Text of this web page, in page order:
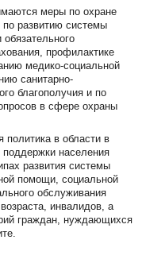
меры по охране
по развитию системы
профилактике
медико-социальной
санитарно-
благополучия и по
в сфере охраны
политика в области в
населения
развития системы
помощи, социальной
обслуживания
инвалидов, а
граждан, нуждающихся